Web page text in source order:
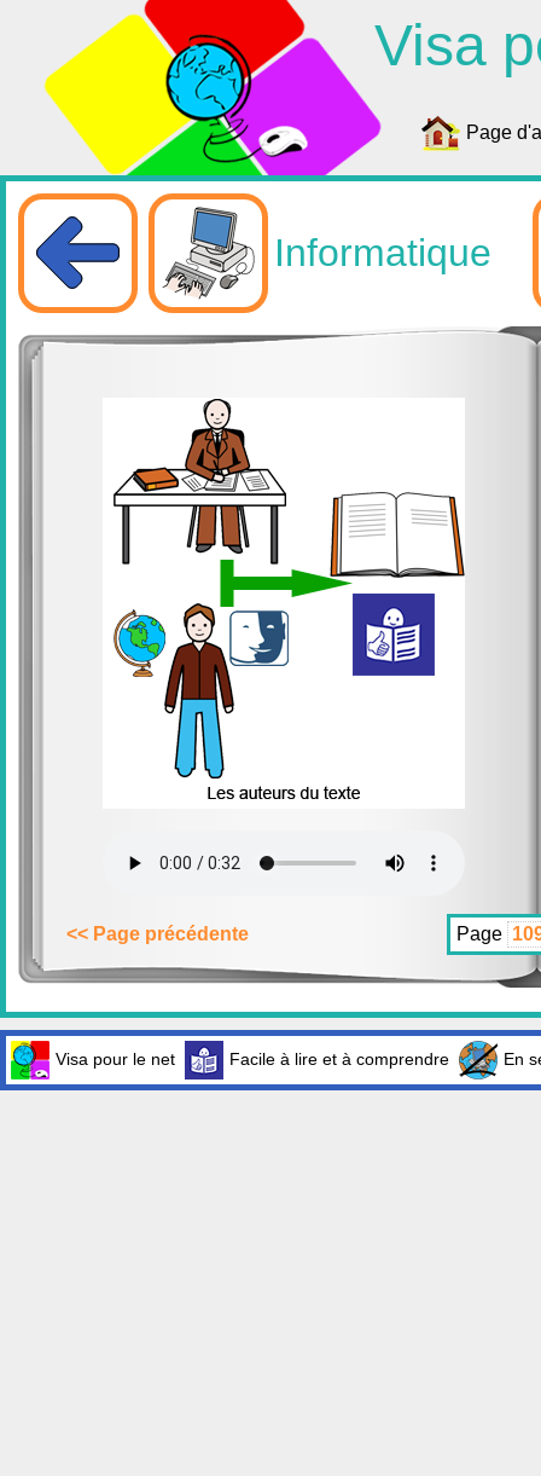
Visa
Page
Informatique
<< Page précédente Page
Visa pour le net Facile à lire et à comprendre En